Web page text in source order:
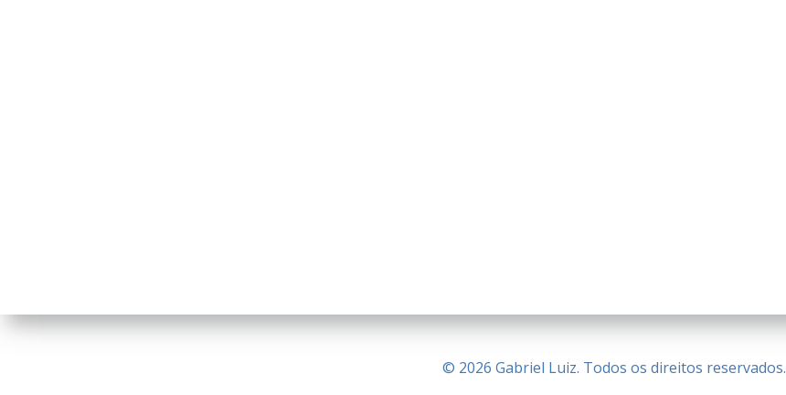
© 2026 Gabriel Luiz. Todos os direitos reservados.